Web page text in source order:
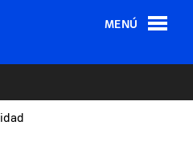
MENÚ